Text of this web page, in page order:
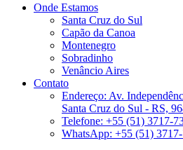
Onde Estamos
Santa Cruz do Sul
Capão da Canoa
Montenegro
Sobradinho
Venâncio Aires
Contato
Endereço: Av.
Santa Cruz do Sul - RS,
Telefone: +55 (51) 3717-
WhatsApp: +55 (51)